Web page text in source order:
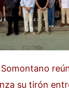
su tirón